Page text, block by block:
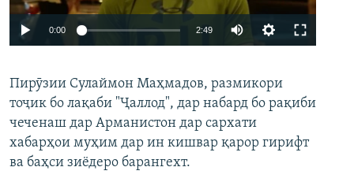
Auto 240p 360p 480p
720p 1080p
0:00 2:49
360p
480p
Пирӯзии Сулаймон Маҳмадов, размикори
тоҷик бо лақаби "Ҷаллод", дар набард бо рақиби
чеченаш дар Арманистон дар сархати
хабарҳои муҳим дар ин кишвар қарор гирифт
ва баҳси зиёдеро барангехт.